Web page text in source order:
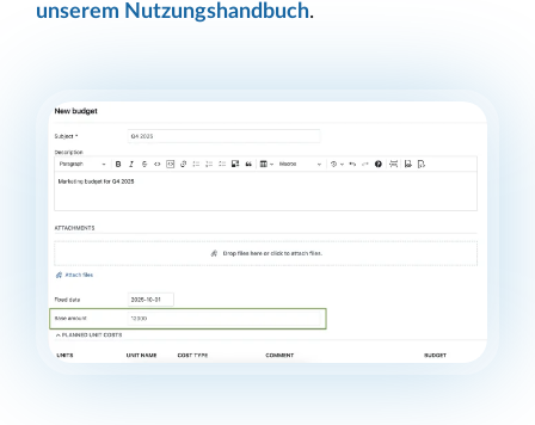
unserem Nutzungshandbuch.